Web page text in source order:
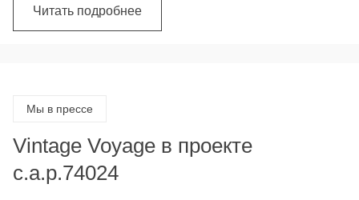
Читать подробнее
Мы в прессе
Vintage Voyage в проекте
c.a.p.74024